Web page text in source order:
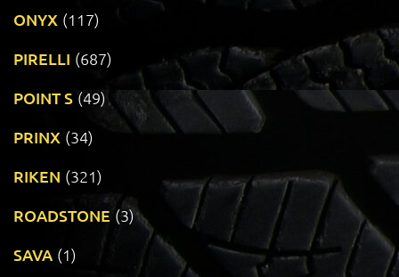
ONYX (117)
PIRELLI (687)
POINT S (49)
PRINX (34)
RIKEN (321)
ROADSTONE (3)
SAVA (1)